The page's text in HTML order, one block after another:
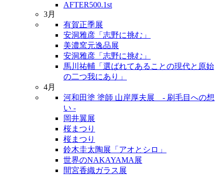
AFTER500.1st
3月
有賀正季展
安洞雅彦「志野に挑む」
美濃窯元逸品展
安洞雅彦「志野に挑む」
馬川祐輔「選ばれてあることの現代と原始
の二つ我にあり」
4月
河和田塗 塗師 山岸厚夫展 - 刷毛目への想
い -
岡井翼展
桜まつり
桜まつり
鈴木圭太陶展「アオとシロ」
世界のNAKAYAMA展
間宮香織ガラス展